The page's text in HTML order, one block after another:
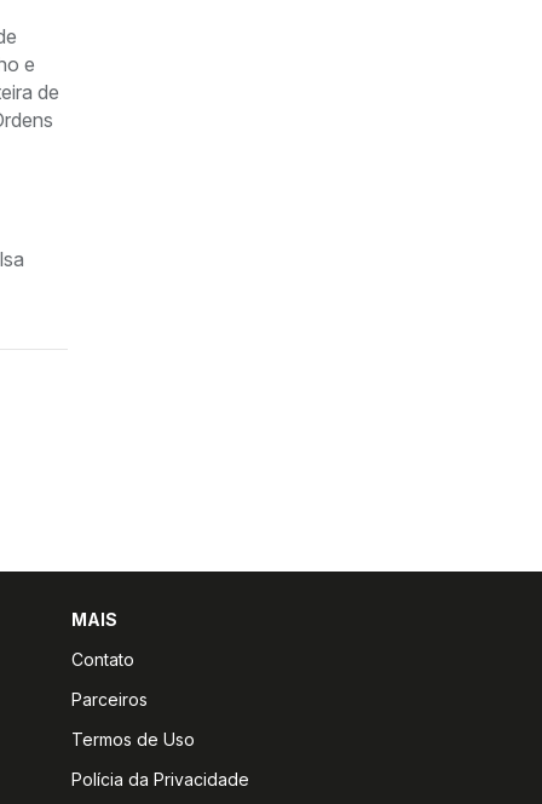
e
de
MAIS
Contato
Parceiros
Termos de Uso
Polícia da Privacidade